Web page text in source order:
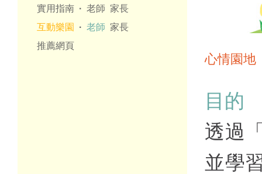
實用指南 · 老師 家長
互動樂園
· 老師 家長
推薦網頁
心情園地
目的
透過
並學